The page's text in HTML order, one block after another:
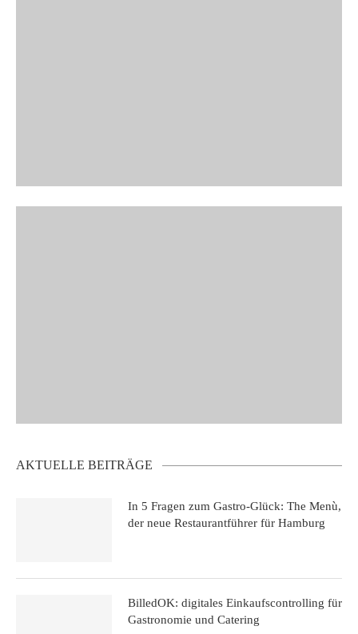
AKTUELLE BEITRÄGE
In 5 Fragen zum Gastro-Glück: The Menù,
der neue Restaurantführer für Hamburg
BilledOK: digitales Einkaufscontrolling für
Gastronomie und Catering